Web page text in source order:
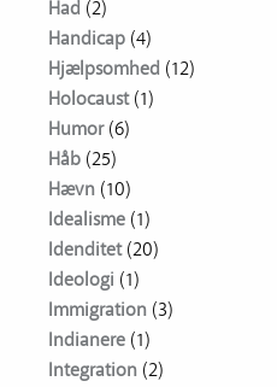
Had (2)
Handicap (4)
Hjælpsomhed (12)
Holocaust(1)
Humor(6)
Håb (25)
Hævn (10)
Idealisme (1)
Idenditet(20)
Ideologi (1)
Immigration (3)
Indianere (1)
Integration (2)